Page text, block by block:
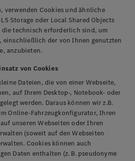
verwenden Cookies und ähnliche
Storage oder Local Shared Objects
die technisch erforderlich sind, um
einschließlich der von Ihnen genutzten
anzubieten.
von Cookies
Dateien, die von einer Webseite,
auf Ihrem Desktop-, Notebook- oder
werden. Daraus können wir z.B.
Online-Fahrzeugkonfigurator, Ihren
unseren Webseiten oder Ihren
(soweit auf den Webseiten
Cookies können auch
Daten enthalten (z. B. pseudonyme